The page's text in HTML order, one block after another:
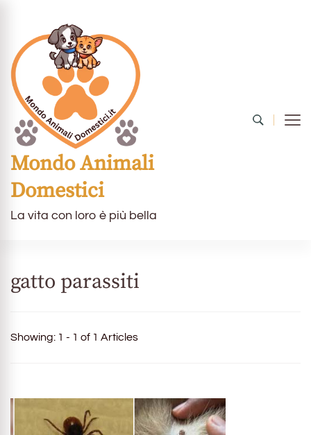
Mondo Animali
Domestici
La vita con loro è più bella
gatto parassiti
Showing: 1 - 1 of 1 Articles